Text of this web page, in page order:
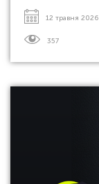
12 травня 2026
357